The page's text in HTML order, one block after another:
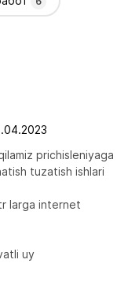
prichisleniyaga
tuzatish ishlari
larga internet
uy